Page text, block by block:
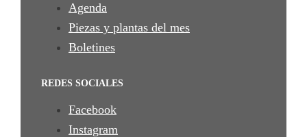
Agenda
Piezas y plantas del mes
Boletines
REDES SOCIALES
Facebook
Instagram